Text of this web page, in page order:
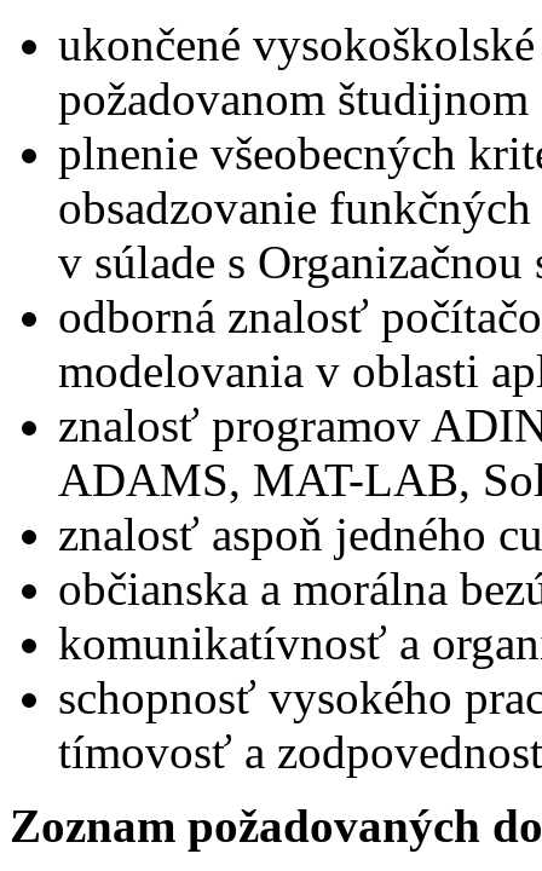
ukončené
požadovanom študijnom
plnenie všeobecných
obsadzovanie
v súlade s
odborná znalosť
modelovania v oblasti
znalosť programov
ADAMS, MAT-LAB,
znalosť aspoň jedného
občianska a morálna
komunikatívnosť a
schopnosť vysokého
tímovosť a
Zoznam požadovaných